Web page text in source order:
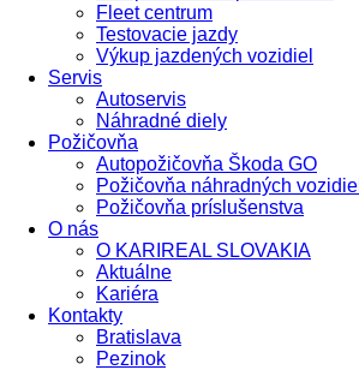
Fleet centrum
Testovacie jazdy
Výkup jazdených vozidiel
Servis
Autoservis
Náhradné diely
Požičovňa
Autopožičovňa Škoda GO
Požičovňa náhradných vozidiel
Požičovňa príslušenstva
O nás
O KARIREAL SLOVAKIA
Aktuálne
Kariéra
Kontakty
Bratislava
Pezinok